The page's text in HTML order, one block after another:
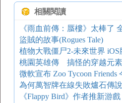
相關閱讀
《雨血前傳：蜃樓》太棒了
盜賊的故事(Rogues Tale)
植物大戰僵尸2-未來世界 iOS
為何萬智牌在線失敗爐石傳
《Flappy Bird》作者推新游